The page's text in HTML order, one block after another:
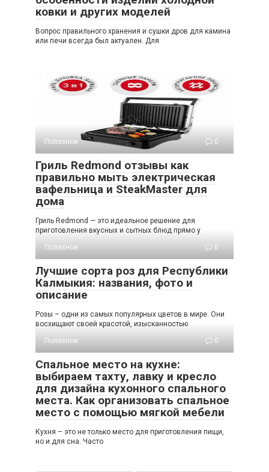
ковки и других моделей
Вопрос правильного хранения и сушки дров для камина
или печи всегда был актуален. Для
Полезное 0
Гриль Redmond отзывы как
правильно мыть электрическая
вафельница и SteakMaster для
дома
Гриль Redmond — это идеальное решение для
приготовления вкусных и сытных блюд прямо у
Полезное
0
Лучшие сорта роз для Республики
Калмыкия: названия, фото и
описание
Розы – одни из самых популярных цветов в мире. Они
восхищают своей красотой, изысканностью
Полезное
0
Спальное место на кухне:
выбираем тахту, лавку и кресло
для дизайна кухонного спального
места. Как организовать спальное
место с помощью мягкой мебели
Кухня – это не только место для приготовления пищи,
но и для сна. Часто